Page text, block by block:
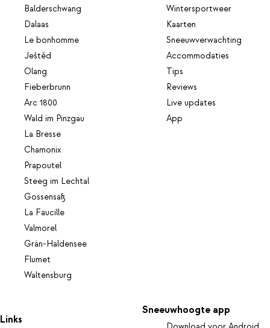
Balderschwang
Dalaas
Le bonhomme
Ještěd
Olang
Fieberbrunn
Arc 1800
Wald im Pinzgau
La Bresse
Chamonix
Prapoutel
Steeg im Lechtal
Gossensaß
La Faucille
Valmorel
Grän-Haldensee
Flumet
Waltensburg
Wintersportweer
Kaarten
Sneeuwverwachting
Accommodaties
Tips
Reviews
Live updates
App
Links
Sneeuwhoogte app